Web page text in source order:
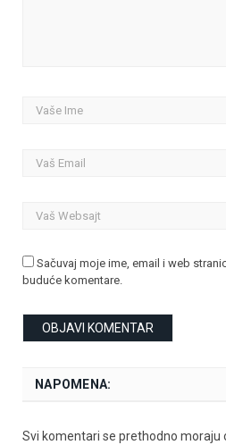
Sačuvaj moje ime, email i web
buduće komentare.
NAPOMENA:
Svi komentari se prethodno moraju